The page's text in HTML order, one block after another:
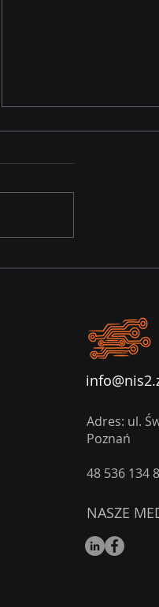
Zwiększ swoją
profesjonalnym
szkoleniom
Adres: ul.
Poznań
​48 536 134
NASZE